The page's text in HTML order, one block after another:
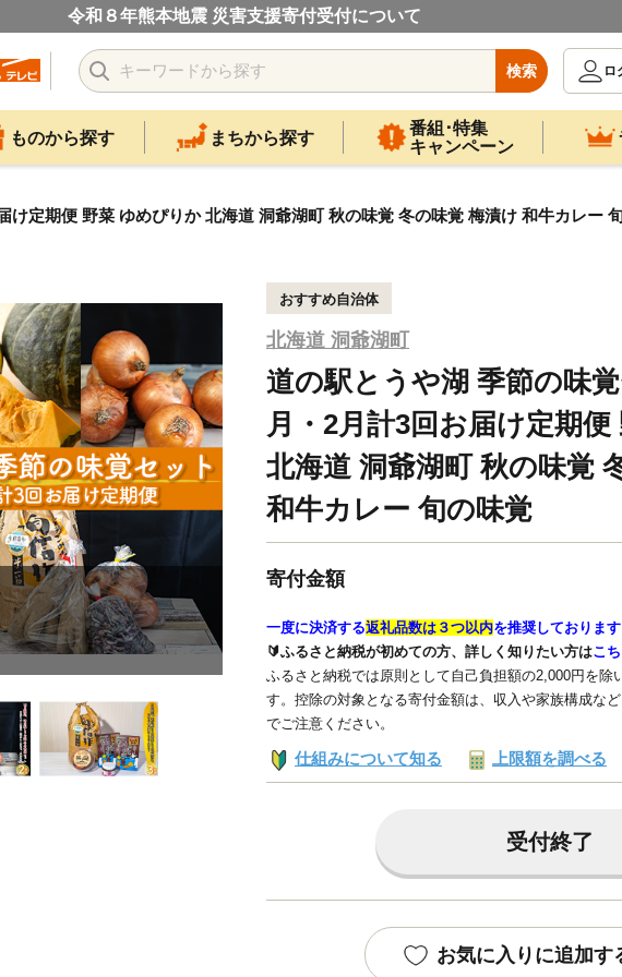
令和８年熊本地震 災害支援寄付受付について
検索
ロ
ものから探す まちから探す
番組･特集
キャンペーン
定期便 野菜 ゆめぴりか 北海道 洞爺湖町 秋の味覚 冬の味覚 梅漬け 和牛カレー
おすすめ自治体
北海道 洞爺湖町
道の駅とうや湖 季節の味
月・2月計3回お届け定期
北海道 洞爺湖町 秋の味覚
和牛カレー 旬の味覚
寄付金額
一度に決済する返礼品数は３つ以内を推奨しております
🔰ふるさと納税が初めての方、詳しく知りたい方はこ
ふるさと納税では原則として自己負担額の2,000円を除
す。控除の対象となる寄付金額は、収入や家族構成な
でご注意ください。
仕組みについて知る 上限額を調べる
受付終了
お気に入りに追加す